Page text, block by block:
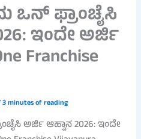
ಒನ್ ಫ್ರಾಂಚೈಸಿ
ಇಂದೇ ಅರ್ಜಿ
Franchise
3 minutes of reading